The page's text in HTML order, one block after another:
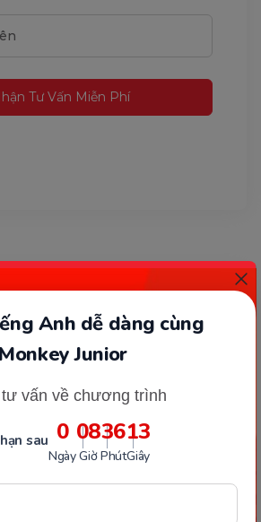
Anh dễ dàng cùng
Monkey Junior
vấn về chương trình
sau 0
Ngày
08
Giờ
36
Phút
13
Giây
Tư Vấn Miễn Phí
từ quen thuộc – Ba mẹ
Anh vẫn giúp bé nói được